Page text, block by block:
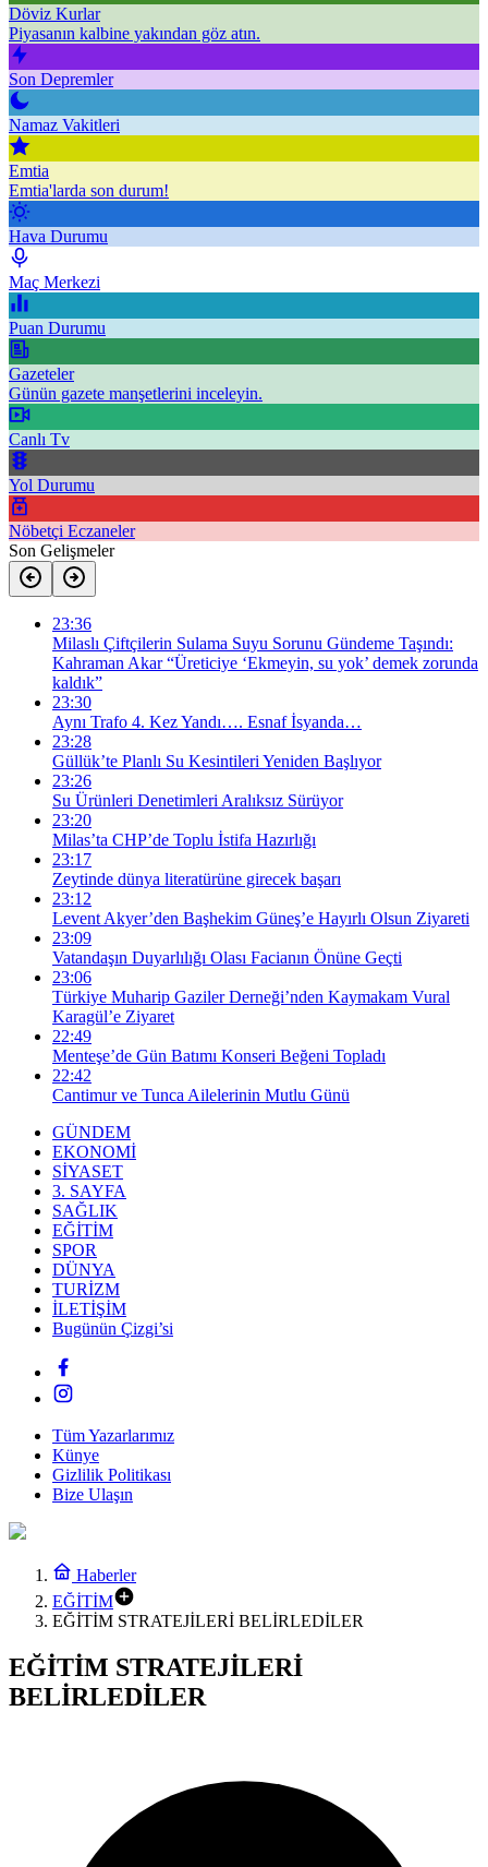
Döviz Kurlar
Piyasanın kalbine yakından göz atın.
Son Depremler
Namaz Vakitleri
Emtia
Emtia'larda son durum!
Hava Durumu
Maç Merkezi
Puan Durumu
Gazeteler
Günün gazete manşetlerini inceleyin.
Canlı Tv
Yol Durumu
Nöbetçi Eczaneler
Son Gelişmeler
23:36
Milaslı Çiftçilerin Sulama Suyu Sorunu Gündeme Taşındı:
Kahraman Akar “Üreticiye ‘Ekmeyin, su yok’ demek zorunda
kaldık”
23:30
Aynı Trafo 4. Kez Yandı…. Esnaf İsyanda…
23:28
Güllük’te Planlı Su Kesintileri Yeniden Başlıyor
23:26
Su Ürünleri Denetimleri Aralıksız Sürüyor
23:20
Milas’ta CHP’de Toplu İstifa Hazırlığı
23:17
Zeytinde dünya literatürüne girecek başarı
23:12
Levent Akyer’den Başhekim Güneş’e Hayırlı Olsun Ziyareti
23:09
Vatandaşın Duyarlılığı Olası Facianın Önüne Geçti
23:06
Türkiye Muharip Gaziler Derneği’nden Kaymakam Vural
Karagül’e Ziyaret
22:49
Menteşe’de Gün Batımı Konseri Beğeni Topladı
22:42
Cantimur ve Tunca Ailelerinin Mutlu Günü
GÜNDEM
EKONOMİ
SİYASET
3. SAYFA
SAĞLIK
EĞİTİM
SPOR
DÜNYA
TURİZM
İLETİŞİM
Bugünün Çizgi’si
Tüm Yazarlarımız
Künye
Gizlilik Politikası
Bize Ulaşın
Haberler
EĞİTİM
EĞİTİM STRATEJİLERİ BELİRLEDİLER
EĞİTİM STRATEJİLERİ
BELİRLEDİLER